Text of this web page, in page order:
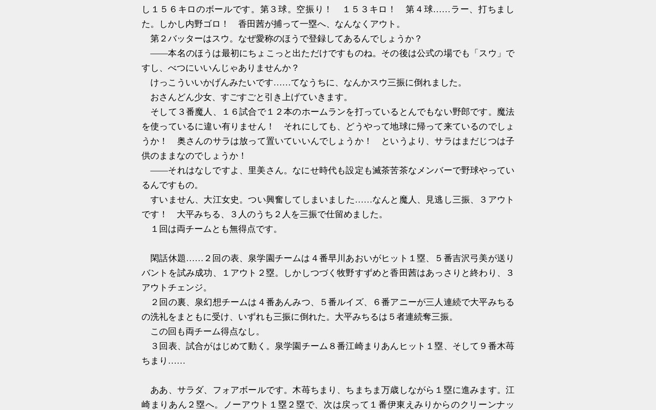
し１５６キロのボールです。第３球。空振り！ １５３キロ！ 第４球……ラー、打ちまし
た。しかし内野ゴロ！ 香田茜が捕って一塁へ、なんなくアウト。
第２バッターはスウ。なぜ愛称のほうで登録してあるんでしょうか？
――本名のほうは最初にちょこっと出ただけですものね。その後は公式の場でも「スウ」で
すし、べつにいいんじゃありませんか？
けっこういいかげんみたいです……てなうちに、なんかスウ三振に倒れました。
おさんどん少女、すごすごと引き上げていきます。
そして３番魔人、１６試合で１２本のホームランを打っているとんでもない野郎です。魔法
を使っているに違い有りません！ それにしても、どうやって地球に帰って来ているのでしょ
うか！ 奥さんのサラは放って置いていいんでしょうか！ というより、サラはまだじつは子
供のままなのでしょうか！
――それはなしですよ、里美さん。なにせ時代も設定も滅茶苦茶なメンバーで野球やってい
るんですもの。
すいません、大江女史。つい興奮してしまいました……なんと魔人、見逃し三振、３アウト
です！ 大平みちる、３人のうち２人を三振で仕留めました。
１回は両チームとも無得点です。
閑話休題……２回の表、泉学園チームは４番早川あおいがヒット１塁、５番吉沢弓美が送り
バントを試み成功、１アウト２塁。しかしつづく牧野すずめと香田茜はあっさりと終わり、３
アウトチェンジ。
２回の裏、泉幻想チームは４番あんみつ、５番ルイズ、６番アニーが三人連続で大平みちる
の洗礼をまともに受け、いずれも三振に倒れた。大平みちるは５者連続奪三振。
この回も両チーム得点なし。
３回表、試合がはじめて動く。泉学園チーム８番江崎まりあんヒット１塁、そして９番木苺
ちまり……
ああ、サラダ、フォアボールです。木苺ちまり、ちまちま万歳しながら１塁に進みます。江
崎まりあん２塁へ。ノーアウト１塁２塁で、次は戻って１番伊東えみりからのクリーンナッ